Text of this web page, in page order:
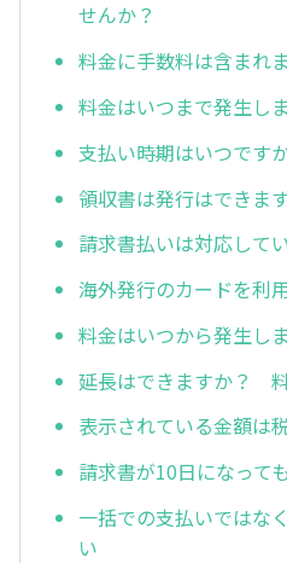
せんか？
料金に手数料は含まれ
料金はいつまで発生し
支払い時期はいつです
領収書は発行はできま
請求書払いは対応して
海外発行のカードを利
料金はいつから発生し
延長はできますか？
表示されている金額は
請求書が10日になって
一括での支払いではな
い